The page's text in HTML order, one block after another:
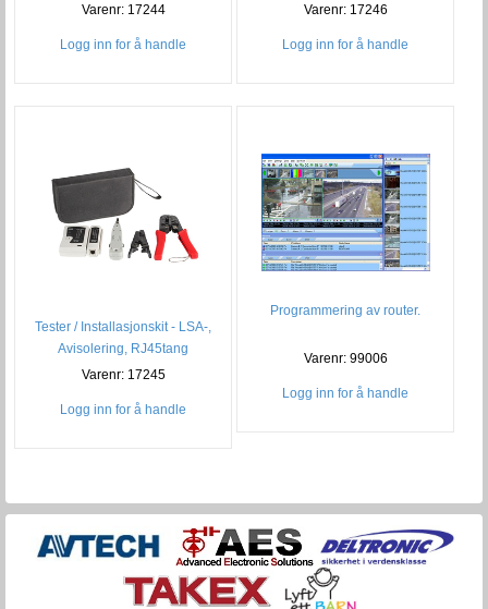
Varenr: 17244
Logg inn for å handle
Varenr: 17246
Logg inn for å handle
Tester / Installasjonskit - LSA-,
Avisolering, RJ45tang
Varenr: 17245
Logg inn for å handle
Programmering av router.
Varenr: 99006
Logg inn for å handle